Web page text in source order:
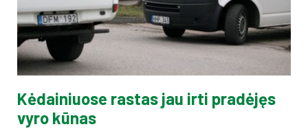
Kėdainiuose rastas jau irti pradėjęs
vyro kūnas